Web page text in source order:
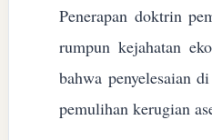
Penerapan doktrin
rumpun kejahatan
bahwa penyelesaian
pemulihan kerugian